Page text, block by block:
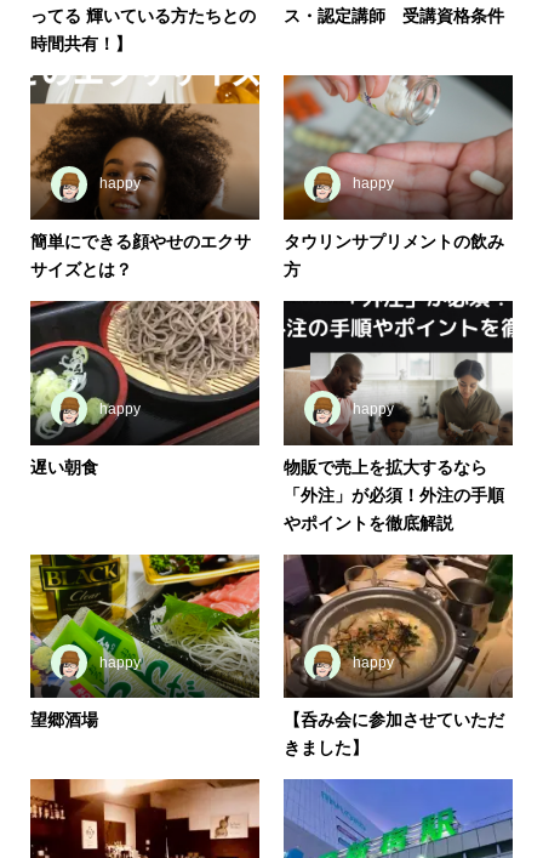
ってる 輝いている方たちとの
時間共有！】
ス・認定講師 受講資格条件
happy
簡単にできる顔やせのエクサ
サイズとは？
happy
タウリンサプリメントの飲み
方
happy
遅い朝食
happy
物販で売上を拡大するなら
「外注」が必須！外注の手順
やポイントを徹底解説
happy
望郷酒場
happy
【呑み会に参加させていただ
きました】